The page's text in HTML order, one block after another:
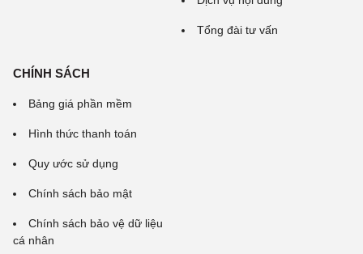
Tổng đài tư vấn
CHÍNH SÁCH
Bảng giá phần mềm
Hình thức thanh toán
Quy ước sử dụng
Chính sách bảo mật
Chính sách bảo vệ dữ liệu
cá nhân